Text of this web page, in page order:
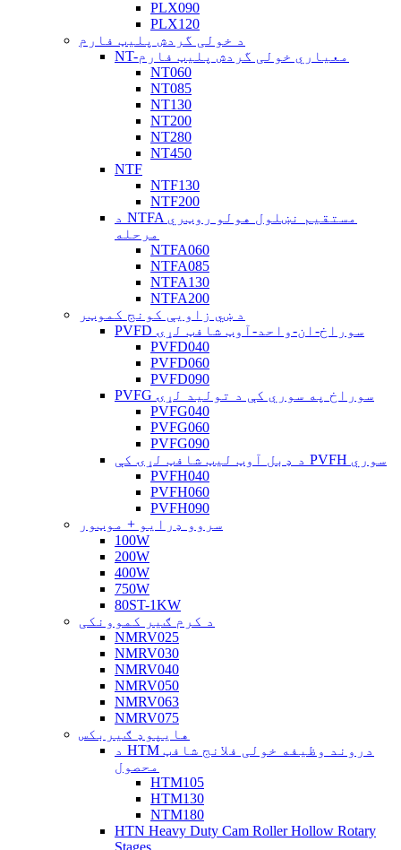
PLX090
PLX120
د خولی گردش پلیټ فارم
NT-معیاري خولی گردش پلیټ فارم
NT060
NT085
NT130
NT200
NT280
NT450
NTF
NTF130
NTF200
د NTFA مستقیم نښلول هولو روټري
مرحله
NTFA060
NTFA085
NTFA130
NTFA200
د ښي زاویې کونج کموټر
PVFD سوراخ-ان-واحد-آوټ شافټ لړۍ
PVFD040
PVFD060
PVFD090
PVFG سوراخ په سوري کې د تولید لړۍ
PVFG040
PVFG060
PVFG090
د ډبل آوټ لیټ شافټ لړۍ کې PVFH سوري
PVFH040
PVFH060
PVFH090
سروو ډرایو + موټور
100W
200W
400W
750W
80ST-1KW
د کرم ګیر کموونکی
NMRV025
NMRV030
NMRV040
NMRV050
NMRV063
NMRV075
هایپوډ ګیربکس
د HTM دروند وظیفه خولی فلانج شافټ
محصول
HTM105
HTM130
NTM180
HTN Heavy Duty Cam Roller Hollow Rotary
Stages